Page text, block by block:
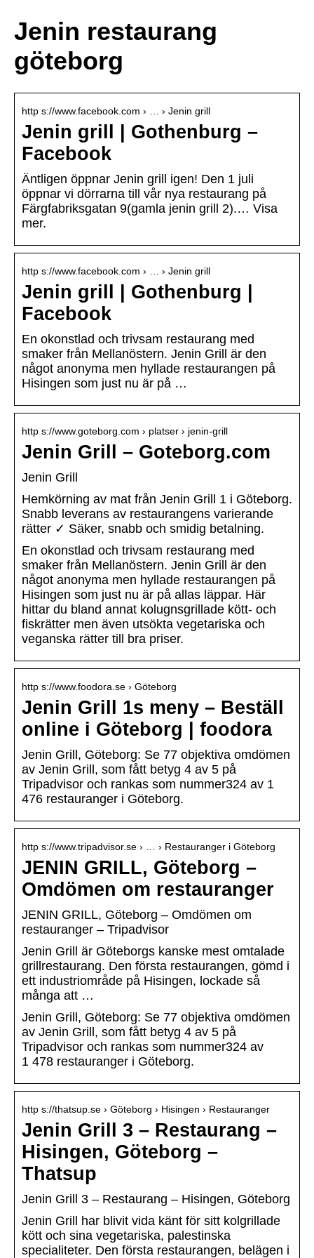
Jenin restaurang
göteborg
http s://www.facebook.com › … › Jenin grill
Jenin grill | Gothenburg –
Facebook
Äntligen öppnar Jenin grill igen! Den 1 juli
öppnar vi dörrarna till vår nya restaurang på
Färgfabriksgatan 9(gamla jenin grill 2).… Visa
mer.
http s://www.facebook.com › … › Jenin grill
Jenin grill | Gothenburg |
Facebook
En okonstlad och trivsam restaurang med
smaker från Mellanöstern. Jenin Grill är den
något anonyma men hyllade restaurangen på
Hisingen som just nu är på …
http s://www.goteborg.com › platser › jenin-grill
Jenin Grill – Goteborg.com
Jenin Grill
Hemkörning av mat från Jenin Grill 1 i Göteborg.
Snabb leverans av restaurangens varierande
rätter ✓ Säker, snabb och smidig betalning.
En okonstlad och trivsam restaurang med
smaker från Mellanöstern. Jenin Grill är den
något anonyma men hyllade restaurangen på
Hisingen som just nu är på allas läppar. Här
hittar du bland annat kolugnsgrillade kött- och
fiskrätter men även utsökta vegetariska och
veganska rätter till bra priser.
http s://www.foodora.se › Göteborg
Jenin Grill 1s meny – Beställ
online i Göteborg | foodora
Jenin Grill, Göteborg: Se 77 objektiva omdömen
av Jenin Grill, som fått betyg 4 av 5 på
Tripadvisor och rankas som nummer324 av 1
476 restauranger i Göteborg.
http s://www.tripadvisor.se › … › Restauranger i Göteborg
JENIN GRILL, Göteborg –
Omdömen om restauranger
JENIN GRILL, Göteborg – Omdömen om
restauranger – Tripadvisor
Jenin Grill är Göteborgs kanske mest omtalade
grillrestaurang. Den första restaurangen, gömd i
ett industriområde på Hisingen, lockade så
många att …
Jenin Grill, Göteborg: Se 77 objektiva omdömen
av Jenin Grill, som fått betyg 4 av 5 på
Tripadvisor och rankas som nummer324 av
1 478 restauranger i Göteborg.
http s://thatsup.se › Göteborg › Hisingen › Restauranger
Jenin Grill 3 – Restaurang –
Hisingen, Göteborg –
Thatsup
Jenin Grill 3 – Restaurang – Hisingen, Göteborg
Jenin Grill har blivit vida känt för sitt kolgrillade
kött och sina vegetariska, palestinska
specialiteter. Den första restaurangen, belägen i